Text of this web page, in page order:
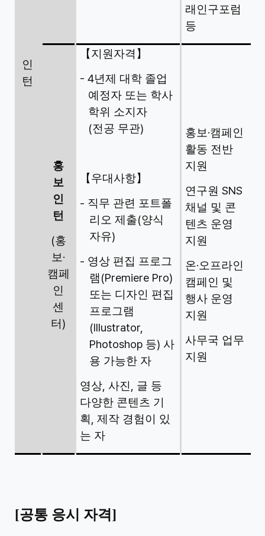
인
턴
래인구포럼
등
홍
보
인
턴
(홍
보·
캠페
인
센
터)
【지원자격 】
- 4년제 대학 졸업
예정자 또는 학사
학위 소지자
(전공 무관)
【우대사항】
- 직무 관련 포트폴
리오 제출(양식
자유)
- 영상 편집 프로그
램(Premiere Pro)
또는 디자인 편집
프로그램
(Illustrator,
Photoshop 등) 사
용 가능한 자
영상, 사진, 글 등
다양한 콘텐츠 기
획,제작 경험이 있
는 자
홍보·캠페인
활동 전반
지원
연구원SNS
채널 및 콘
텐츠 운영
지원
온·오프라인
캠페인 및
행사 운영
지원
사무국 업무
지원
[공통 응시 자격]